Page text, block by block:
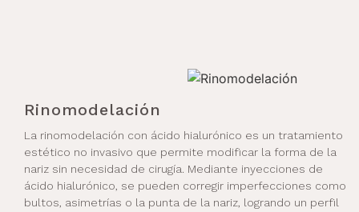
Rinomodelación
La rinomodelación con ácido hialurónico es un tratamiento
estético no invasivo que permite modificar la forma de la
nariz sin necesidad de cirugía. Mediante inyecciones de
ácido hialurónico, se pueden corregir imperfecciones como
bultos, asimetrías o la punta de la nariz, logrando un perfil